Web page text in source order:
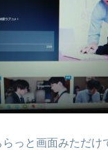
っと画面みただけ